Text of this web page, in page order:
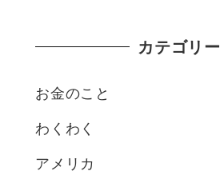
カテゴリー
お金のこと
わくわく
アメリカ